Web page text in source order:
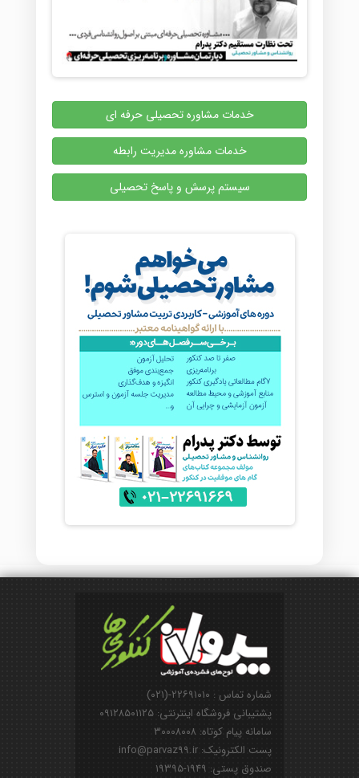
خدمات مشاوره تحصیلی حرفه ای
خدمات مشاوره مدیریت رابطه
سیستم پرسش و پاسخ تحصیلی
شماره تماس : ۲۲۶۹۱۰۱۰-(۰۲۱)
پشتیبانی فروشگاه اینترنتی: ۰۹۱۲۸۵۰۱۱۲۵
سامانه پیام کوتاه: ۳۰۰۰۸۰۰۸
پست الکترونیک: info@parvaz99.ir
صندوق پستی: ۱۹۴۹-۱۹۳۹۵